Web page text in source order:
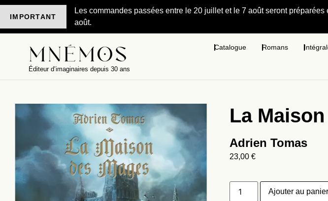
IMPORTANT
Les commandes passées entre le 20 juillet et le 7 août seront préparées
août.
Éditeur d’imaginaires depuis 30 ans
Catalogue Romans
La
Adrien Tomas
23,00 €
Ajouter au panier